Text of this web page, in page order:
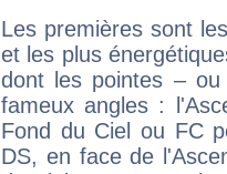
Les premières sont
et les plus
dont les pointes –
fameux angles :
Fond du Ciel ou FC
DS, en face de